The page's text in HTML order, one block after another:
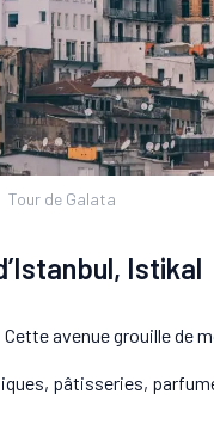
Tour de Galata
Istikal
avenue grouille de
pâtisseries,